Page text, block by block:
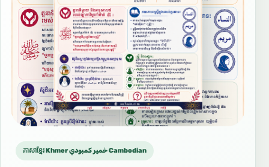
ភាសាខ្មែរ Khmer خمير كمبودي Cambodian